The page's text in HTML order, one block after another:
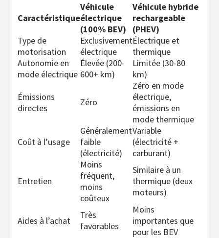
Caractéristique
Véhicule
électrique
(100% BEV)
Véhicule hybride
rechargeable
(PHEV)
Type de
motorisation
Exclusivement
électrique
Électrique et
thermique
Autonomie en
mode électrique
Élevée (200-
600+ km)
Limitée (30-80
km)
Émissions
directes
Zéro
Zéro en mode
électrique,
émissions en
mode thermique
Coût à l’usage
Généralement
faible
(électricité)
Variable
(électricité +
carburant)
Entretien
Moins
fréquent,
moins
coûteux
Similaire à un
thermique (deux
moteurs)
Aides à l’achat
Très
favorables
Moins
importantes que
pour les BEV